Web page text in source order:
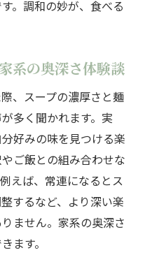
。調和の妙が、食べる
系の奥深さ体験談
、スープの濃厚さと麺
多く聞かれます。実
好みの味を見つける楽
ご飯との組み合わせな
えば、常連になるとス
するなど、より深い楽
ません。家系の奥深さ
ます。